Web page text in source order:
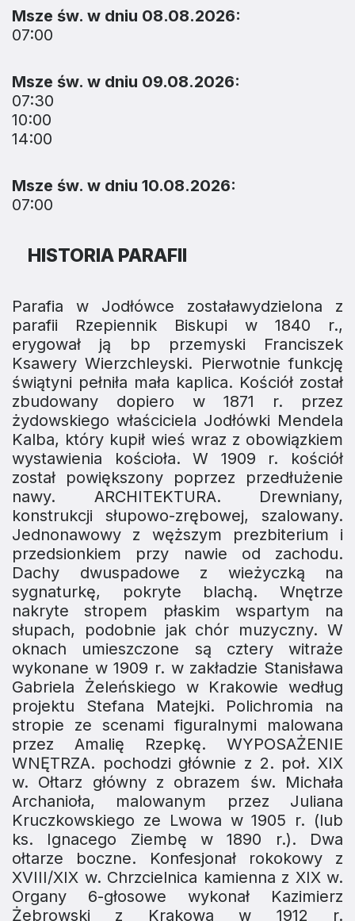
Msze św. w dniu 08.08.2026:
07:00
Msze św. w dniu 09.08.2026:
07:30
10:00
14:00
Msze św. w dniu 10.08.2026:
07:00
HISTORIA PARAFII
Parafia w Jodłówce zostaławydzielona z
parafii Rzepiennik Biskupi w 1840 r.,
erygował ją bp przemyski Franciszek
Ksawery Wierzchleyski. Pierwotnie funkcję
świątyni pełniła mała kaplica. Kościół został
zbudowany dopiero w 1871 r. przez
żydowskiego właściciela Jodłówki Mendela
Kalba, który kupił wieś wraz z obowiązkiem
wystawienia kościoła. W 1909 r. kościół
został powiększony poprzez przedłużenie
nawy. ARCHITEKTURA. Drewniany,
konstrukcji słupowo-zrębowej, szalowany.
Jednonawowy z węższym prezbiterium i
przedsionkiem przy nawie od zachodu.
Dachy dwuspadowe z wieżyczką na
sygnaturkę, pokryte blachą. Wnętrze
nakryte stropem płaskim wspartym na
słupach, podobnie jak chór muzyczny. W
oknach umieszczone są cztery witraże
wykonane w 1909 r. w zakładzie Stanisława
Gabriela Żeleńskiego w Krakowie według
projektu Stefana Matejki. Polichromia na
stropie ze scenami figuralnymi malowana
przez Amalię Rzepkę. WYPOSAŻENIE
WNĘTRZA. pochodzi głównie z 2. poł. XIX
w. Ołtarz główny z obrazem św. Michała
Archanioła, malowanym przez Juliana
Kruczkowskiego ze Lwowa w 1905 r. (lub
ks. Ignacego Ziembę w 1890 r.). Dwa
ołtarze boczne. Konfesjonał rokokowy z
XVIII/XIX w. Chrzcielnica kamienna z XIX w.
Organy 6-głosowe wykonał Kazimierz
Żebrowski z Krakowa w 1912 r.